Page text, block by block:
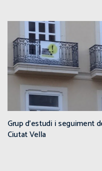
Grup d’estudi i seguiment
Ciutat Vella